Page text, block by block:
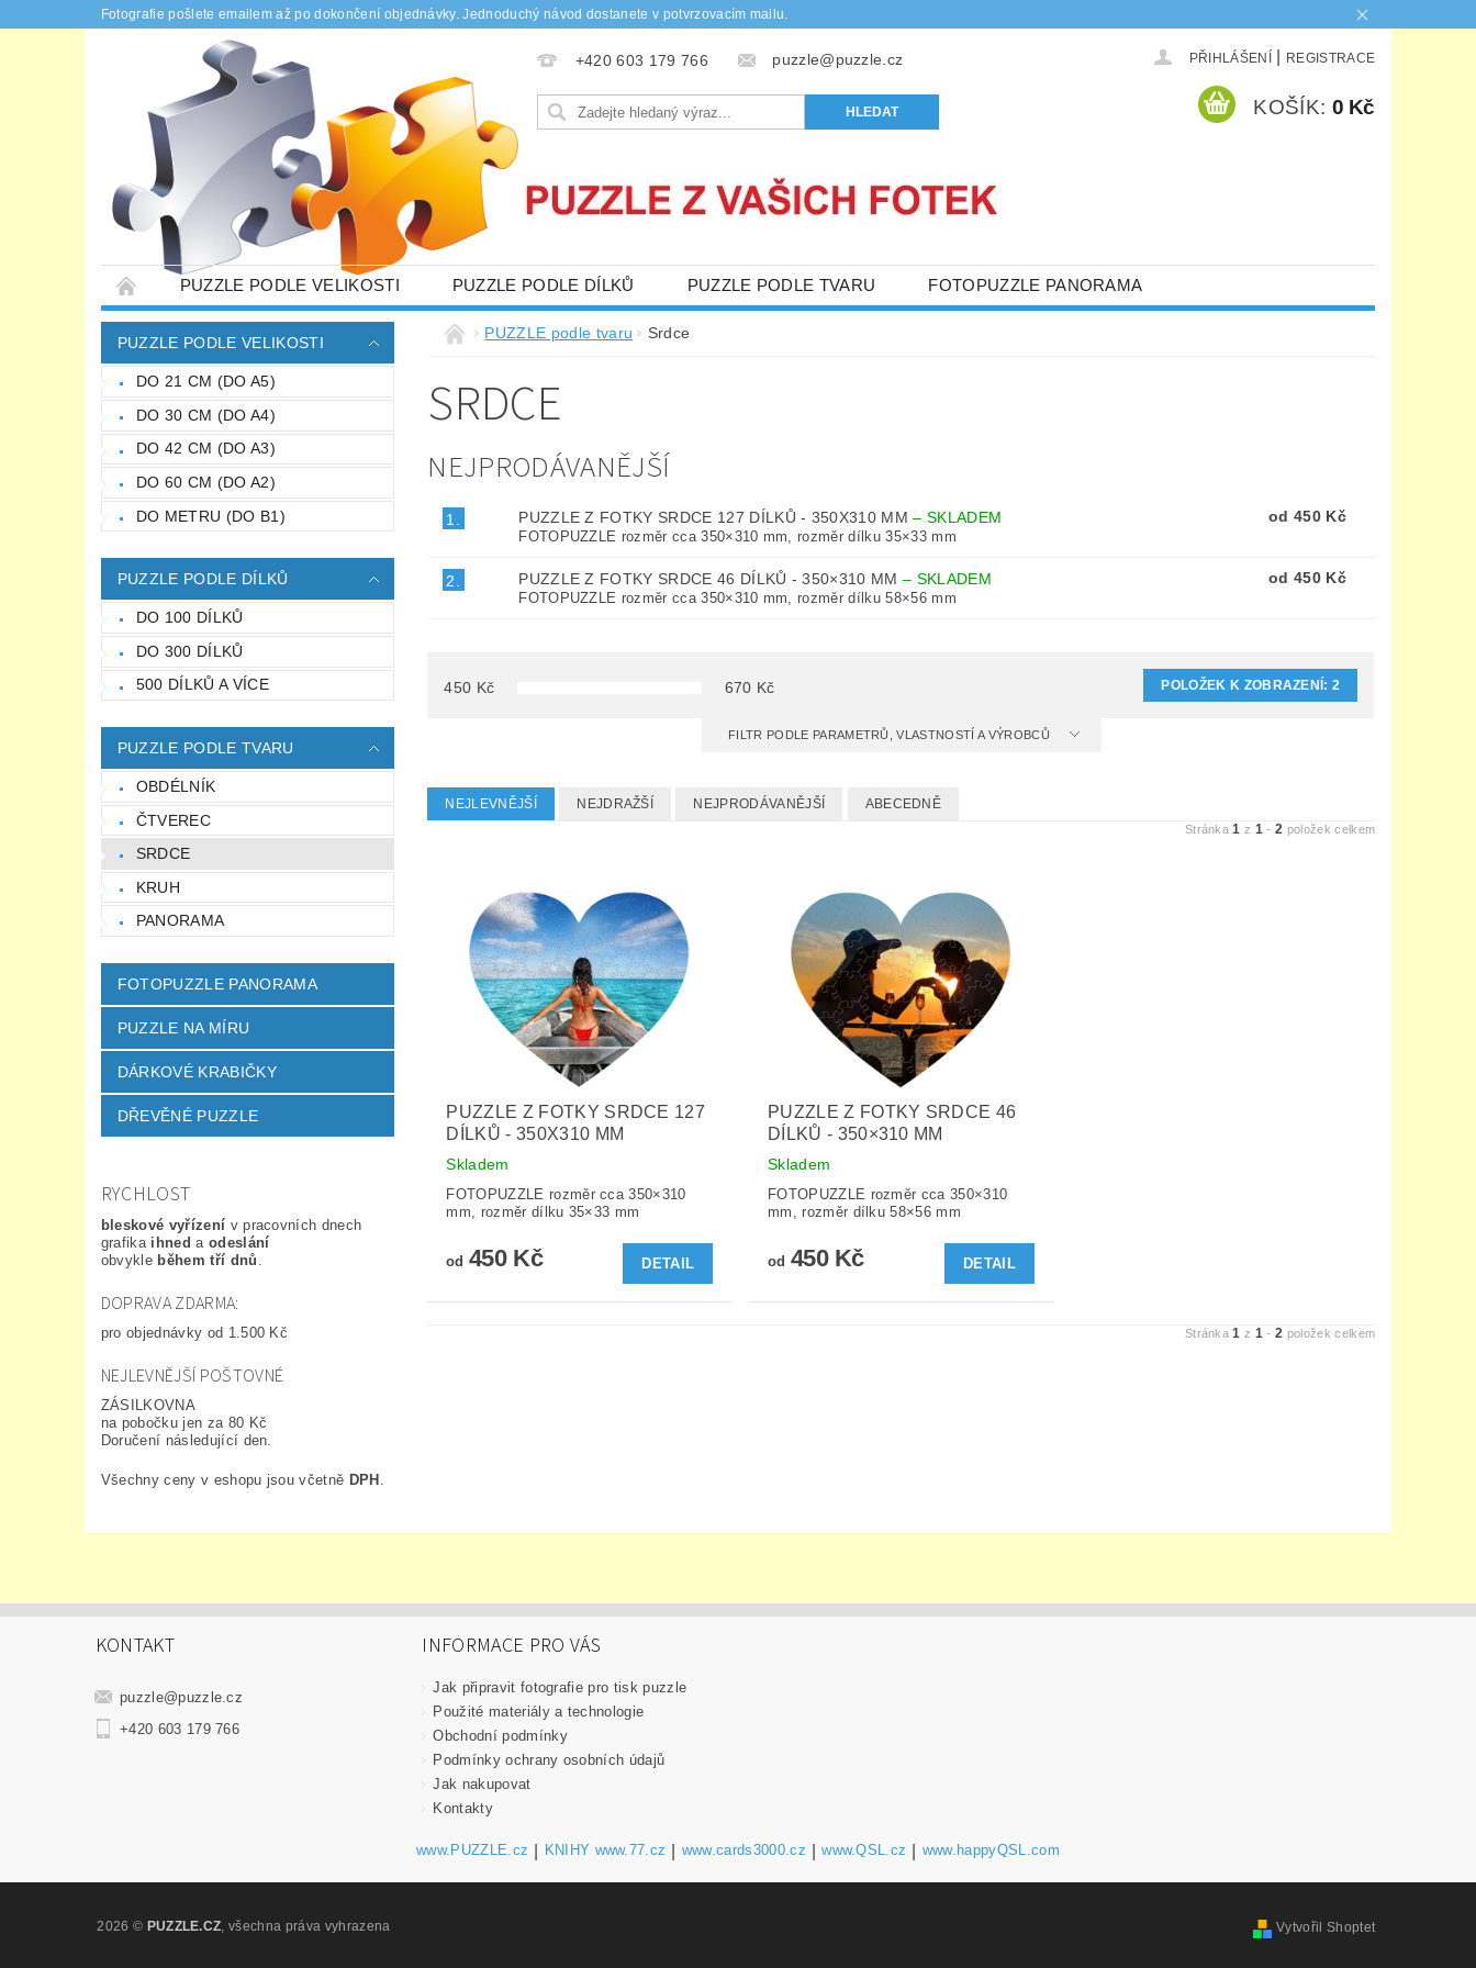
Fotografie pošlete emailem až po dokončení objednávky. Jednoduchý návod dostanete v potvrzovacím mailu.
+420 603 179 766 puzzle@puzzle.cz PŘIHLÁŠENÍ REGISTRACE
KOŠÍK: 0 Kč
PUZZLE PODLE VELIKOSTI PUZZLE PODLE DÍLKŮ PUZZLE PODLE TVARU FOTOPUZZLE PANORAMA
PUZZLE NA MÍRU DÁRKOVÉ KRABIČKY DŘEVĚNÉ PUZZLE
PODMÍNKY OCHRANY OSOBNÍCH ÚDAJŮ
PUZZLE PODLE VELIKOSTI
DO 21 CM (DO A5)
DO 30 CM (DO A4)
DO 42 CM (DO A3)
DO 60 CM (DO A2)
DO METRU (DO B1)
PUZZLE PODLE DÍLKŮ
DO 100 DÍLKŮ
DO 300 DÍLKŮ
500 DÍLKŮ A VÍCE
PUZZLE PODLE TVARU
OBDÉLNÍK
ČTVEREC
SRDCE
KRUH
PANORAMA
FOTOPUZZLE PANORAMA
PUZZLE NA MÍRU
DÁRKOVÉ KRABIČKY
DŘEVĚNÉ PUZZLE
RYCHLOST
bleskové vyřízení v pracovních dnech
grafika ihned a odeslání
obvykle během tří dnů .
DOPRAVA ZDARMA:
pro objednávky od 1.500 Kč
NEJLEVNĚJŠÍ POŠTOVNÉ
ZÁSILKOVNA
na pobočku jen za 80 Kč
Doručení následující den.
Všechny ceny v eshopu jsou včetně DPH .
PUZZLE podle tvaru Srdce
SRDCE
NEJPRODÁVANĚJŠÍ
1. PUZZLE Z FOTKY SRDCE 127 DÍLKŮ - 350X310 MM– SKLADEM
FOTOPUZZLE rozměr cca 350×310 mm, rozměr dílku 35×33 mm
od 450 Kč
2. PUZZLE Z FOTKY SRDCE 46 DÍLKŮ - 350×310 MM – SKLADEM
FOTOPUZZLE rozměr cca 350×310 mm, rozměr dílku 58×56 mm
od 450 Kč
450 Kč 670 Kč POLOŽEK K ZOBRAZENÍ:2
FILTR PODLE PARAMETRŮ, VLASTNOSTÍ A VÝROBCŮ
NEJLEVNĚJŠÍ NEJDRAŽŠÍ NEJPRODÁVANĚJŠÍ ABECEDNĚ
Stránka1 z 1 -2 položek celkem
PUZZLE Z FOTKY SRDCE 127
DÍLKŮ - 350X310 MM
Skladem
FOTOPUZZLE rozměr cca 350×310
mm, rozměr dílku 35×33 mm
od 450 Kč DETAIL
PUZZLE Z FOTKY SRDCE 46
DÍLKŮ - 350×310 MM
Skladem
FOTOPUZZLE rozměr cca 350×310
mm, rozměr dílku 58×56 mm
od 450 Kč DETAIL
Stránka1 z 1 -2 položek celkem
KONTAKT
puzzle@puzzle.cz
+420 603 179 766
INFORMACE PRO VÁS
Jak připravit fotografie pro tisk puzzle
Použité materiály a technologie
Obchodní podmínky
Podmínky ochrany osobních údajů
Jak nakupovat
Kontakty
www.PUZZLE.cz KNIHY www.77.cz www.cards3000.cz www.QSL.cz www.happyQSL.com
2026 © PUZZLE.CZ, všechna práva vyhrazena Vytvořil Shoptet